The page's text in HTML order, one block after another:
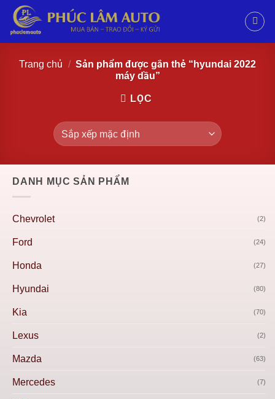
Trang chủ / Sản phẩm được gắn thẻ “hyundai 2022
máy dầu”
LỌC
DANH MỤC SẢN PHẨM
Chevrolet (2)
Ford (24)
Honda (27)
Hyundai (80)
Kia (70)
Lexus (2)
Mazda (63)
Mercedes (7)